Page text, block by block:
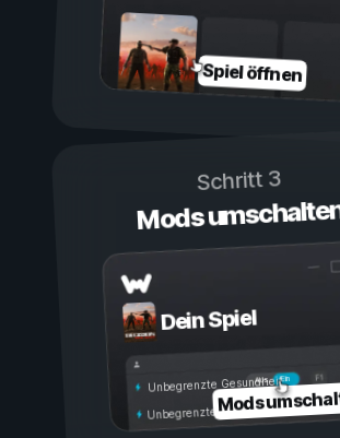
Spiel öffnen
Schritt 3
Mods
Dein Spiel
Ein
Aus
Unbegrenzte Gesundheit
Unbegrenzte Ausdauer
Mods